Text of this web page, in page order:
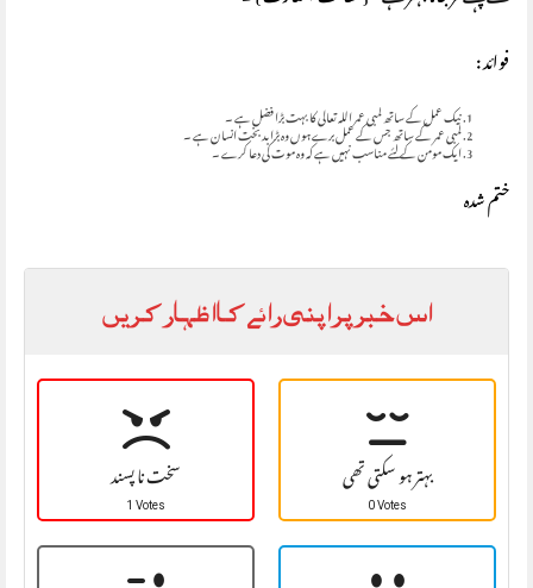
فوائد :
نیک عمل کے ساتھ لمبی عمر اللہ تعالی کا بہت بڑا فضل ہے ۔
لمبی عمر کے ساتھ جس کے عمل برے ہوں وہ بڑا بدبخت انسان ہے ۔
ایک مومن کے لئے مناسب نہیں ہے کہ وہ موت کی دعا کرے ۔
ختم شدہ
اس خبر پر اپنی رائے کا اظہار کریں
سخت نا پسند
1 Votes بہتر ہو سکتی تھی
0 Votes